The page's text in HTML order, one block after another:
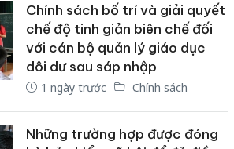
Chính sách bố trí và giải quyết
chế độ tinh giản biên chế đối
với cán bộ quản lý giáo dục
dôi dư sau sáp nhập
1 ngày trước Chính sách
Những trường hợp được đóng